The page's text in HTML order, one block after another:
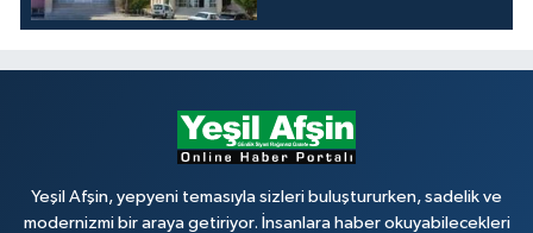
Yeşil Afşin, yepyeni temasıyla sizleri buluştururken, sadelik ve
modernizmi bir araya getiriyor. İnsanlara haber okuyabilecekleri